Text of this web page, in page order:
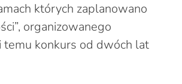
których zaplanowano
organizowanego
konkurs od dwóch lat